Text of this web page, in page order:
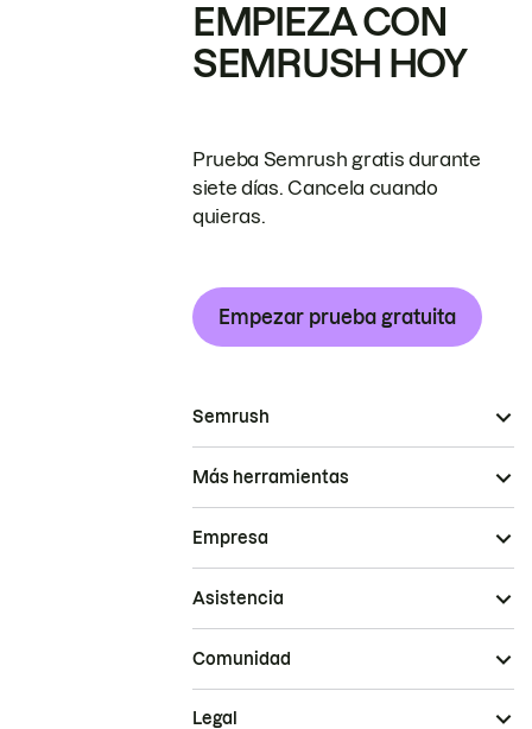
EMPIEZA CON
SEMRUSH HOY
Prueba Semrush gratis durante
siete días. Cancela cuando
quieras.
Empezar prueba gratuita
Semrush
Más herramientas
Empresa
Asistencia
Comunidad
Legal